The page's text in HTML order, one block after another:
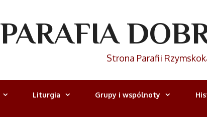
PARAFIA
Strona Parafii
Liturgia Grupy i wspólnoty